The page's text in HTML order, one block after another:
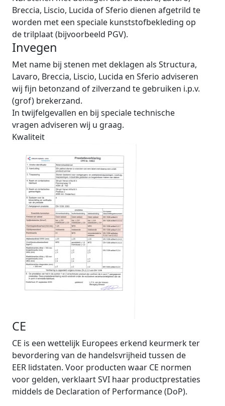
Breccia, Liscio, Lucida of Sferio dienen afgetrild te
worden met een speciale kunststofbekleding op
de trilplaat (bijvoorbeeld PGV).
Invegen
Met name bij stenen met deklagen als Structura,
Lavaro, Breccia, Liscio, Lucida en Sferio adviseren
wij fijn betonzand of zilverzand te gebruiken i.p.v.
(grof) brekerzand.
In twijfelgevallen en bij speciale technische
vragen adviseren wij u graag.
Kwaliteit
CE
CE is een wettelijk Europees erkend keurmerk ter
bevordering van de handelsvrijheid tussen de
EER lidstaten. Voor producten waar CE normen
voor gelden, verklaart SVI haar productprestaties
middels de Declaration of Performance (DoP).